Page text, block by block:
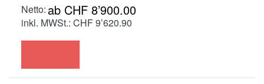
ab CHF 8’900.00
inkl. MWSt.: CHF 9’620.90